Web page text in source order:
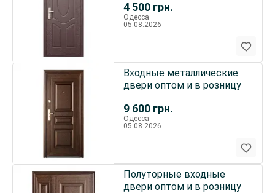
4 500 грн.
Одесса
05.08.2026
9 600 грн.
Входные металлические
двери оптом и в розницу
Одесса
05.08.2026
Полуторные входные
двери оптом и в розницу